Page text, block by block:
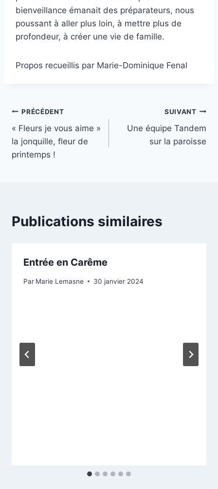
bienveillance émanait des préparateurs, nous
poussant à aller plus loin, à mettre plus de
profondeur, à créer une vie de famille.
Propos recueillis par Marie-Dominique Fenal
Navigation
de
l’article
PRÉCÉDENT
« Fleurs je vous aime »
la jonquille, fleur de
printemps !
SUIVANT
Une équipe Tandem
sur la paroisse
Publications similaires
Entrée en Carême
Par Marie Lemasne 30 janvier 2024